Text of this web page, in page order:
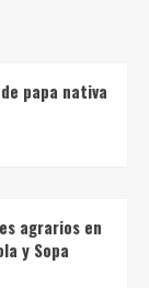
papa nativa
agrarios en
y Sopa